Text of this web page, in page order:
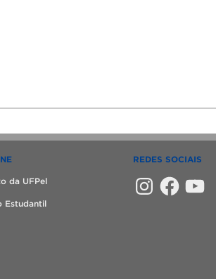
da UFPel
Estudantil
REDES SOCIAIS
InstagramFacebookYouTube